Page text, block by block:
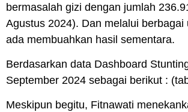
bermasalah gizi dengan jumlah
Agustus 2024). Dan melalui berbagai
ada membuahkan hasil sementara.
Berdasarkan data Dashboard
September 2024 sebagai berikut :
Meskipun begitu, Fitnawati